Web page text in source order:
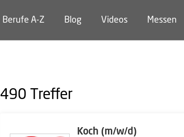
Berufe A-Z Blog Videos Messen
490 Treffer
Koch (m/w/d)